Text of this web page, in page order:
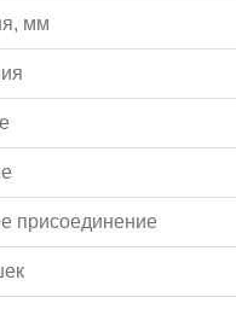
мм
присоединение